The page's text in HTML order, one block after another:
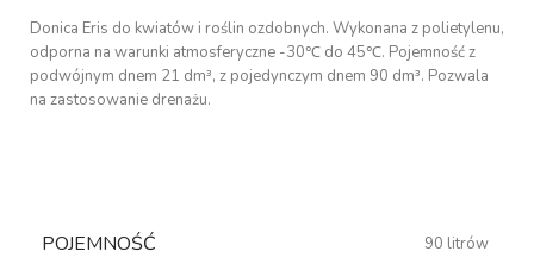
Donica Eris do kwiatów i roślin ozdobnych. Wykonana z polietylenu,
odporna na warunki atmosferyczne -30℃ do 45℃. Pojemność z
podwójnym dnem 21 dm³, z pojedynczym dnem 90 dm³. Pozwala
na zastosowanie drenażu.
POJEMNOŚĆ 90 litrów